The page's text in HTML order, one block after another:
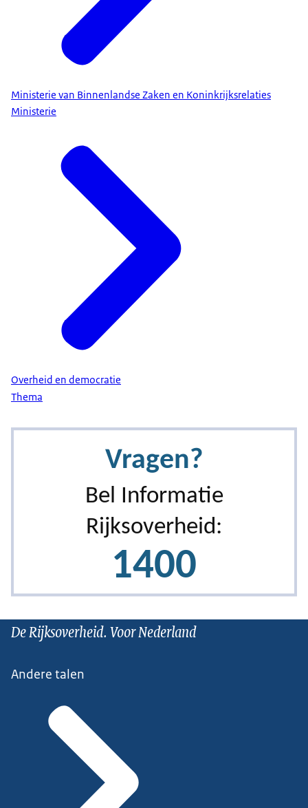
Ministerie van Binnenlandse Zaken en Koninkrijksrelaties
Ministerie
Overheid en democratie
Thema
De Rijksoverheid. Voor Nederland
Andere talen